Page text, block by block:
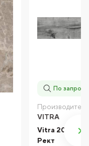
По запросу
VITRA
Vitra 20X120
Рект